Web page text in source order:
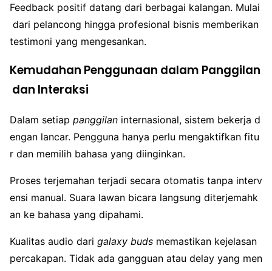
Feedback positif datang dari berbagai kalangan. Mulai
dari pelancong hingga profesional bisnis memberikan
testimoni yang mengesankan.
Kemudahan Penggunaan dalam Panggilan
dan Interaksi
Dalam setiap panggilan internasional, sistem bekerja d
engan lancar. Pengguna hanya perlu mengaktifkan fitu
r dan memilih bahasa yang diinginkan.
Proses terjemahan terjadi secara otomatis tanpa interv
ensi manual. Suara lawan bicara langsung diterjemahk
an ke bahasa yang dipahami.
Kualitas audio dari galaxy buds memastikan kejelasan
percakapan. Tidak ada gangguan atau delay yang men